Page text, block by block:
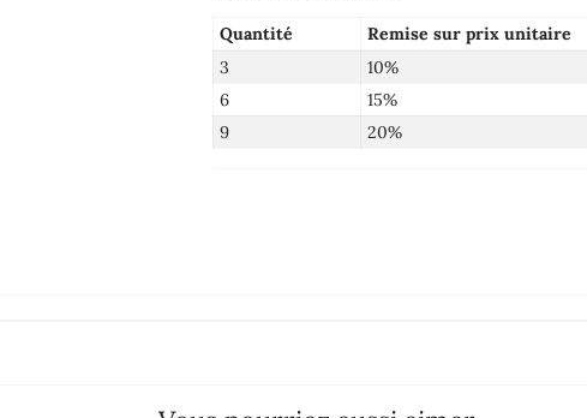
Quantité Remise sur prix unitaire
3
10%
6
15%
9
20%